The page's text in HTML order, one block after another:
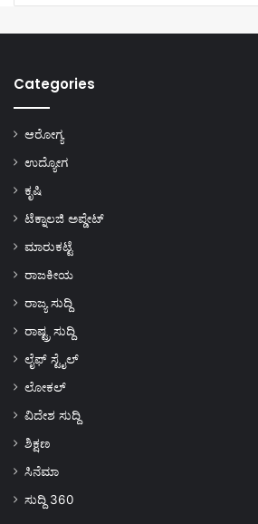
Categories
ಆರೋಗ್ಯ
ಉದ್ಯೋಗ
ಕೃಷಿ
ಟೆಕ್ನಾಲಜಿ ಅಪ್ಡೇಟ್
ಮಾರುಕಟ್ಟೆ
ರಾಜಕೀಯ
ರಾಜ್ಯ ಸುದ್ದಿ
ರಾಷ್ಟ್ರ ಸುದ್ದಿ
ಲೈಫ್ ಸ್ಟೈಲ್
ಲೋಕಲ್
ವಿದೇಶ ಸುದ್ದಿ
ಶಿಕ್ಷಣ
ಸಿನೆಮಾ
ಸುದ್ದಿ 360